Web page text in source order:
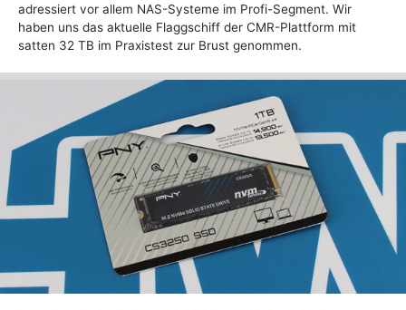
adressiert vor allem NAS-Systeme im Profi-Segment. Wir
haben uns das aktuelle Flaggschiff der CMR-Plattform mit
satten 32 TB im Praxistest zur Brust genommen.